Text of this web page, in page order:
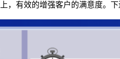
，有效的增强客户的满意度。